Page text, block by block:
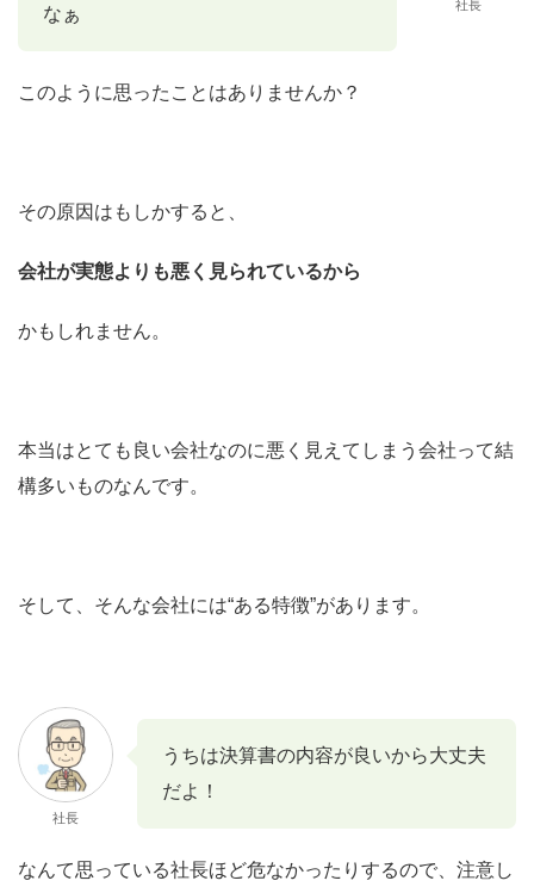
なぁ
社長
このように思ったことはありませんか？
その原因はもしかすると、
会社が実態よりも悪く見られているから
かもしれません。
本当はとても良い会社なのに悪く見えてしまう会社って結
構多いものなんです。
そして、そんな会社には“ある特徴”があります。
社長
うちは決算書の内容が良いから大丈夫
だよ！
なんて思っている社長ほど危なかったりするので、注意し